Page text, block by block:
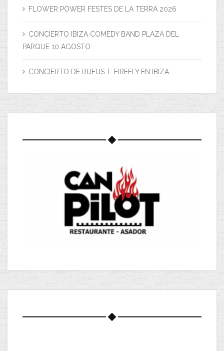
FLOWER POWER FESTES DE LA TERRA 2026
CONCIERTO IBIZA COMEDY BAND PLAZA DEL
PARQUE 10 AGOSTO
CONCIERTO DE RUFUS T. FIREFLY EN IBIZA